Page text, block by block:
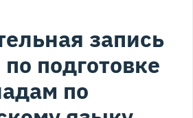
запись
подготовке
по